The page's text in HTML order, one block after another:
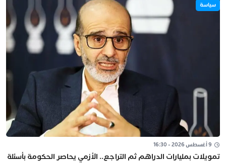
سياسة
9 أغسطس 2026 - 16:30
تمويلات بمليارات الدراهم ثم التراجع.. الأزمي يحاصر الحكومة بأسئلة